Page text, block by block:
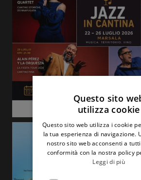
Questo sito
utilizza cookie
Questo sito web utilizza i cookie
la tua esperienza di navigazione.
nostro sito web acconsenti a
conformità con la nostra policy
Leggi di più